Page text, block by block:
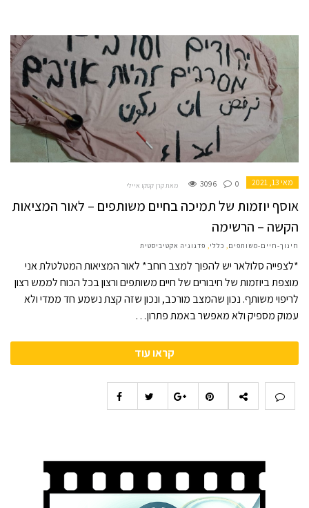
מאי 13, 2021 3096 0 מאת קרן קטקו איילי
אוסף יוזמות של תמיכה בחיים משותפים – לאור המציאות
הקשה – הרשימה
חינוך-חיים-משותפים, כללי, פדגוגיה אקטיביסטית
*לצפייה סלולאר יש להפוך למצב רוחב* לאור המציאות המטלטלת אני
מוצפת ביוזמות של חיבורים של חיים משותפים ורצון בכל הכוח לממש רצון
לריפוי משותף. נכון שהמצב מורכב, ונכון שזה קצת נשמע חד ממדי ולא
עמוק מספיק ולא מאפשר באמת פתרון…
קראו עוד